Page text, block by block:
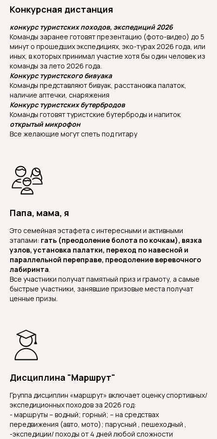
Конкурсная дистанция
конкурс туристских походов, экспедиций 2026
Команды заранее готовят презентацию (фото-видео) до 5
минут о прошедших экспедициях, эко-турах 2026 года, или
иных, в которых принимал участие хотя бы один человек из
команды за лето 2026 года.
Конкурс туристского бивуака
Команды представляют бивуак, расстановка палаток,
наличие аптечки, снаряжения
Конкурс туристских бутербродов
Команды готовят туристские бутерброды и напиток
открытый микрофон
Все желающие могут спеть под гитару
Папа, мама, я
Это семейная эстафета с интересными и активными
этапами: гать (преодоление болота по кочкам), вязка
узлов, установка палатки, переход по навесной и
параллельной переправе, преодоление веревочного
лабиринта.
Все участники получат памятный приз и грамоту, а самые
быстрые участники, занявшие призовые места получат
ценные призы.
Дисциплина "Маршрут"
Группа дисциплин «маршрут» включает оценку спортивных/
экспедиционных походов за 2026 год:
- маршруты – водный; горный; – на средствах
передвижения (авто, мото); парусный , пешеходный ,
-экспедиции/ походы от 4 дней любой сложности